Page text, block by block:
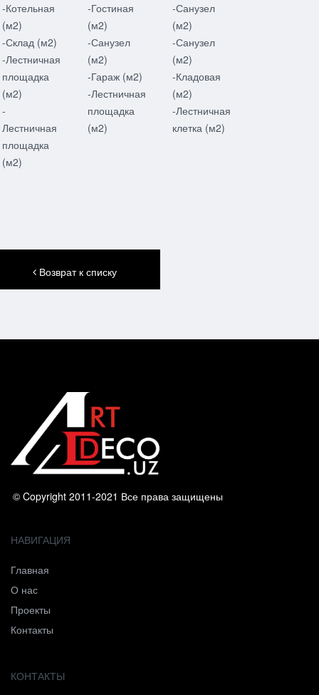
-Котельная
(м2)
-Склад (м2)
-Лестничная
площадка
(м2)
-
Лестничная
площадка
(м2)
-Гостиная
(м2)
-Санузел
(м2)
-Гараж (м2)
-Лестничная
площадка
(м2)
-Санузел
(м2)
-Санузел
(м2)
-Кладовая
(м2)
-Лестничная
клетка (м2)
Возврат к списку
© Copyright 2011-2021 Все права защищены
НАВИГАЦИЯ
Главная
О нас
Проекты
Контакты
КОНТАКТЫ